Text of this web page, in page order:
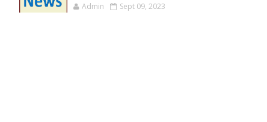
Admin Sept 09, 2023